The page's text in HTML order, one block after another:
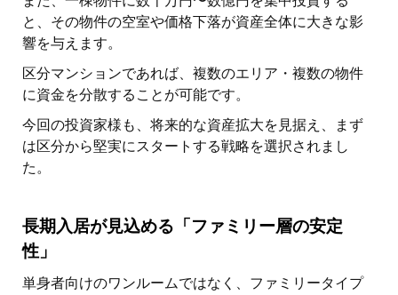
と、その物件の空室や価格下落が資産全体に大きな影
響を与えます。
区分マンションであれば、複数のエリア・複数の物件
に資金を分散することが可能です。
今回の投資家様も、将来的な資産拡大を見据え、まず
は区分から堅実にスタートする戦略を選択されまし
た。
長期入居が見込める「ファミリー層の安定
性」
単身者向けのワンルームではなく、ファミリータイプ